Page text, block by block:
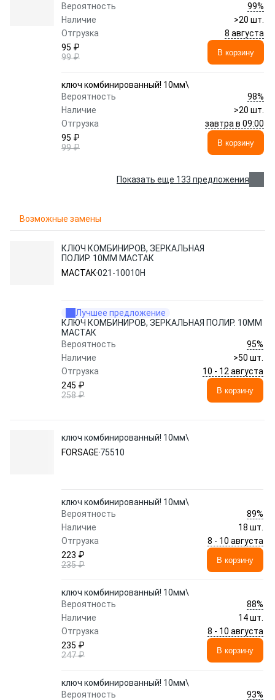
Вероятность
99%
Наличие
>20 шт.
Отгрузка
8 августа
95 ₽
99 ₽
В корзину
ключ комбинированный! 10мм\
Вероятность
98%
Наличие
>20 шт.
Отгрузка
завтра в 09:00
95 ₽
99 ₽
В корзину
Показать еще 133 предложения
Возможные замены
КЛЮЧ КОМБИНИРОВ, ЗЕРКАЛЬНАЯ
ПОЛИР. 10ММ МАСТАК
МАСТАК021-10010H
Лучшее предложение
КЛЮЧ КОМБИНИРОВ, ЗЕРКАЛЬНАЯ ПОЛИР. 10ММ
МАСТАК
Вероятность
95%
Наличие
>50 шт.
Отгрузка
10 - 12 августа
245 ₽
258 ₽
В корзину
ключ комбинированный! 10мм\
FORSAGE 75510
ключ комбинированный! 10мм\
Вероятность
89%
Наличие
18 шт.
Отгрузка
8 - 10 августа
223 ₽
235 ₽
В корзину
ключ комбинированный! 10мм\
Вероятность
88%
Наличие
14 шт.
Отгрузка
8 - 10 августа
235 ₽
247 ₽
В корзину
ключ комбинированный! 10мм\
Вероятность
93%